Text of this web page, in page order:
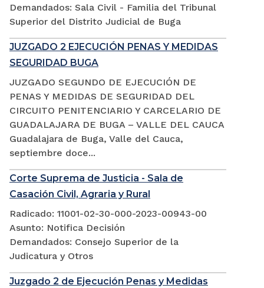
Demandados: Sala Civil - Familia del Tribunal
Superior del Distrito Judicial de Buga
JUZGADO 2 EJECUCIÓN PENAS Y MEDIDAS
SEGURIDAD BUGA
JUZGADO SEGUNDO DE EJECUCIÓN DE
PENAS Y MEDIDAS DE SEGURIDAD DEL
CIRCUITO PENITENCIARIO Y CARCELARIO DE
GUADALAJARA DE BUGA – VALLE DEL CAUCA
Guadalajara de Buga, Valle del Cauca,
septiembre doce...
Corte Suprema de Justicia - Sala de
Casación Civil, Agraria y Rural
Radicado: 11001-02-30-000-2023-00943-00
Asunto: Notifica Decisión
Demandados: Consejo Superior de la
Judicatura y Otros
Juzgado 2 de Ejecución Penas y Medidas